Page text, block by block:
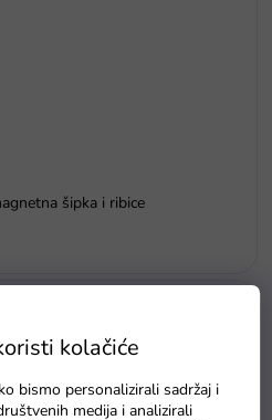
kolačiće
bismo personalizirali sadržaj i
medija i analizirali
šipka i ribice